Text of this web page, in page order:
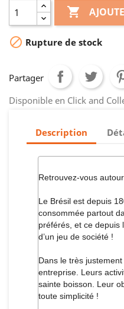

 Rupture de stock
Partager
Disponible en Click and
Description
Retrouvez-vous
Le Brésil est depuis
consommée partout
préférés, et ce depuis
d’un jeu de société !
Dans le très
entreprise. Leurs
sainte boisson. Leur
toute simplicité !